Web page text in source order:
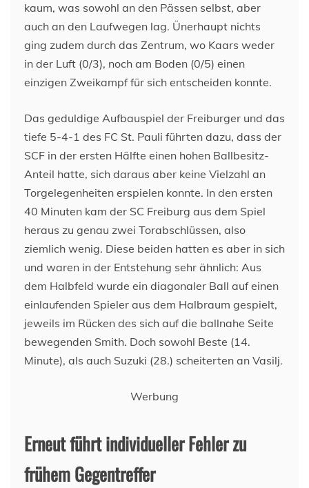
kaum, was sowohl an den Pässen selbst, aber
auch an den Laufwegen lag. Ünerhaupt nichts
ging zudem durch das Zentrum, wo Kaars weder
in der Luft (0/3), noch am Boden (0/5) einen
einzigen Zweikampf für sich entscheiden konnte.
Das geduldige Aufbauspiel der Freiburger und das
tiefe 5-4-1 des FC St. Pauli führten dazu, dass der
SCF in der ersten Hälfte einen hohen Ballbesitz-
Anteil hatte, sich daraus aber keine Vielzahl an
Torgelegenheiten erspielen konnte. In den ersten
40 Minuten kam der SC Freiburg aus dem Spiel
heraus zu genau zwei Torabschlüssen, also
ziemlich wenig. Diese beiden hatten es aber in sich
und waren in der Entstehung sehr ähnlich: Aus
dem Halbfeld wurde ein diagonaler Ball auf einen
einlaufenden Spieler aus dem Halbraum gespielt,
jeweils im Rücken des sich auf die ballnahe Seite
bewegenden Smith. Doch sowohl Beste (14.
Minute), als auch Suzuki (28.) scheiterten an Vasilj.
Werbung
Erneut führt individueller Fehler zu
frühem Gegentreffer